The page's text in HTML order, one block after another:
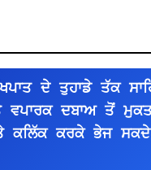
ਦੇ ਤੁਹਾਡੇ ਤੱਕ
ਵਪਾਰਕ ਦਬਾਅ ਤੋਂ
ਕਲਿੱਕ ਕਰਕੇ ਭੇਜ